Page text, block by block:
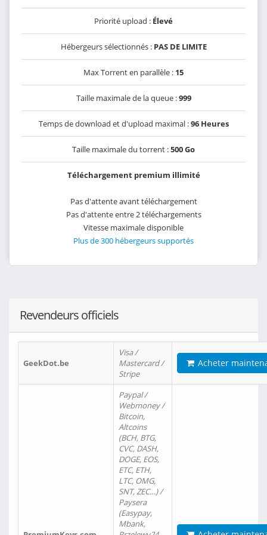
Priorité upload : Élevé
Hébergeurs sélectionnés : PAS DE LIMITE
Max Torrent en parallèle : 15
Taille maximale de la queue :999
Temps de download et d'upload maximal :96 Heures
Taille maximale du torrent :500 Go
Téléchargement premium illimité
Pas d'attente avant téléchargement
Pas d'attente entre 2 téléchargements
Vitesse maximale disponible
Plus de 300 hébergeurs supportés
Revendeurs officiels
GeekDot.be
Visa /
Mastercard /
Stripe
Acheter
Paypal /
Webmoney /
Bitcoin,
Altcoins
(BCH, BTG,
CVC, DASH,
DOGE, EOS,
ETC, ETH,
LTC, OMG,
SNT, ZEC…) /
Paysera
(Easypay,
Mbank,